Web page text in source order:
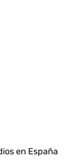
en España